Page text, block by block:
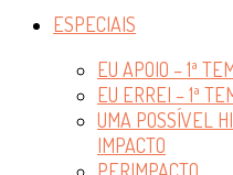
ESPECIAIS
EU APOIO – 1ª
EU ERREI – 1ª
UMA POSSÍVEL
IMPACTO